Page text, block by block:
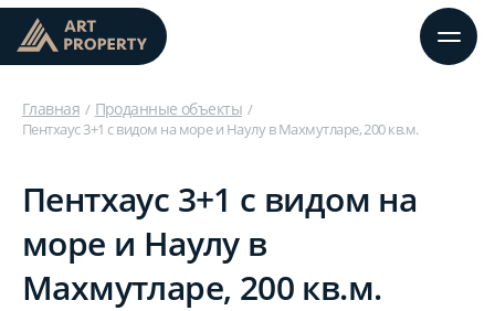
Главная Проданные объекты
Пентхаус 3+1 с видом на море и Наулу в Махмутларе, 200 кв.м.
Пентхаус 3+1 с видом на
море и Наулу в
Махмутларе, 200 кв.м.